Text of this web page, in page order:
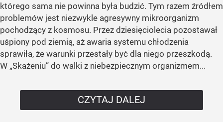
którego sama nie powinna była budzić. Tym razem źródłem
problemów jest niezwykle agresywny mikroorganizm
pochodzący z kosmosu. Przez dziesięciolecia pozostawał
uśpiony pod ziemią, aż awaria systemu chłodzenia
sprawiła, że warunki przestały być dla niego przeszkodą.
W „Skażeniu” do walki z niebezpiecznym organizmem...
CZYTAJ DALEJ